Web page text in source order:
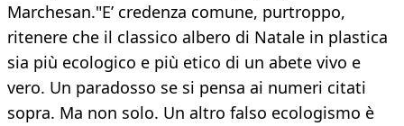
Marchesan."E’ credenza comune, purtroppo,
ritenere che il classico albero di Natale in plastica
sia più ecologico e più etico di un abete vivo e
vero. Un paradosso se si pensa ai numeri citati
sopra. Ma non solo. Un altro falso ecologismo è